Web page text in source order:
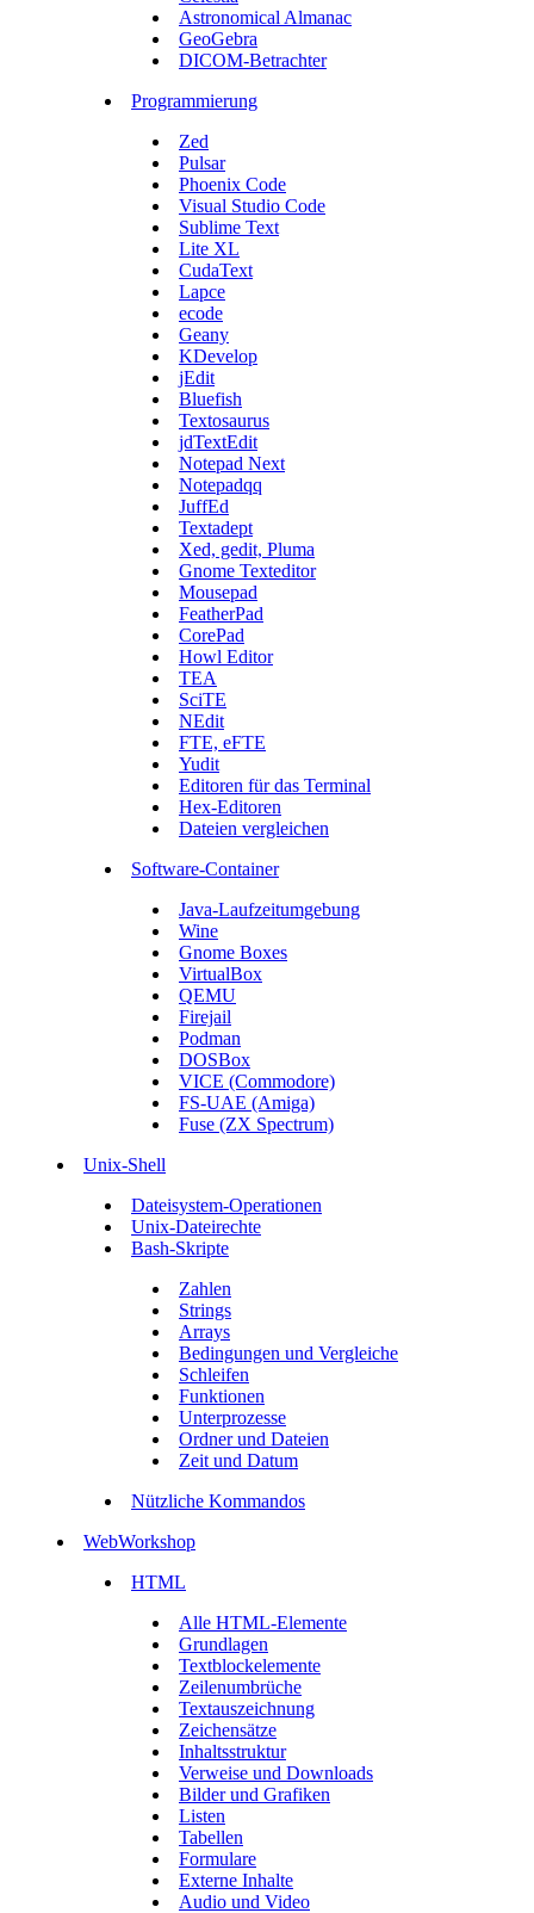
Astronomical Almanac
GeoGebra
DICOM-Betrachter
Programmierung
Zed
Pulsar
Phoenix Code
Visual Studio Code
Sublime Text
Lite XL
CudaText
Lapce
ecode
Geany
KDevelop
jEdit
Bluefish
Textosaurus
jdTextEdit
Notepad Next
Notepadqq
JuffEd
Textadept
Xed, gedit, Pluma
Gnome Texteditor
Mousepad
FeatherPad
CorePad
Howl Editor
TEA
SciTE
NEdit
FTE, eFTE
Yudit
Editoren für das Terminal
Hex-Editoren
Dateien vergleichen
Software-Container
Java-Laufzeitumgebung
Wine
Gnome Boxes
VirtualBox
QEMU
Firejail
Podman
DOSBox
VICE (Commodore)
FS-UAE (Amiga)
Fuse (ZX Spectrum)
Unix-Shell
Dateisystem-Operationen
Unix-Dateirechte
Bash-Skripte
Zahlen
Strings
Arrays
Bedingungen und Vergleiche
Schleifen
Funktionen
Unterprozesse
Ordner und Dateien
Zeit und Datum
Nützliche Kommandos
WebWorkshop
HTML
Alle HTML-Elemente
Grundlagen
Textblockelemente
Zeilenumbrüche
Textauszeichnung
Zeichensätze
Inhaltsstruktur
Verweise und Downloads
Bilder und Grafiken
Listen
Tabellen
Formulare
Externe Inhalte
Audio und Video